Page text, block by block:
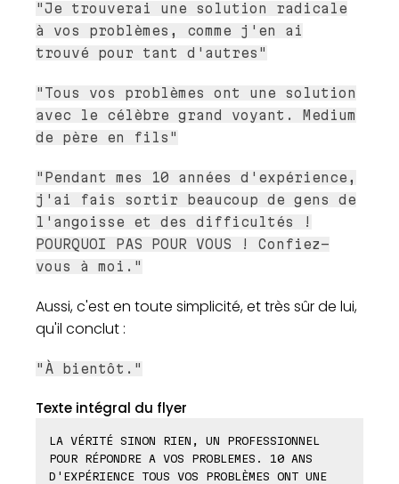
"Je trouverai une solution radicale
à vos problèmes, comme j'en ai
trouvé pour tant d'autres"
"Tous vos problèmes ont une solution
avec le célèbre grand voyant. Medium
de père en fils"
"Pendant mes 10 années d'expérience,
j'ai fais sortir beaucoup de gens de
l'angoisse et des difficultés !
POURQUOI PAS POUR VOUS ! Confiez-
vous à moi."
Aussi, c'est en toute simplicité, et très sûr de lui,
qu'il conclut :
"À bientôt."
Texte intégral du flyer
LA VÉRITÉ SINON RIEN, UN PROFESSIONNEL
POUR RÉPONDRE A VOS PROBLEMES. 10 ANS
D'EXPÉRIENCE TOUS VOS PROBLÈMES ONT UNE